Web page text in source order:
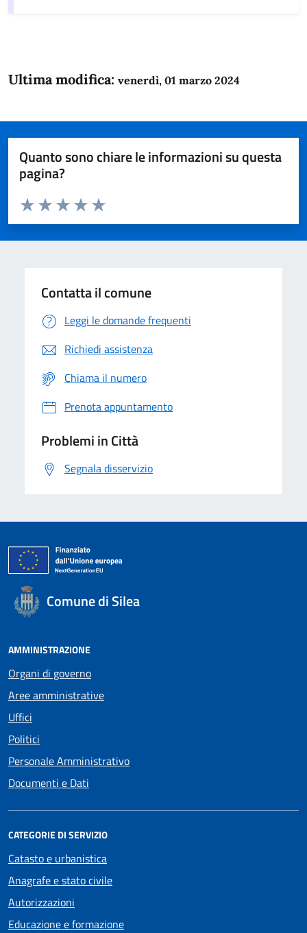
Ultima modifica: venerdì, 01 marzo 2024
Quanto sono chiare le informazioni su questa
pagina?
Domanda
Valuta da 1 a 5 stelle la pagina
Valuta 5 stelle su 5
Valuta 4 stelle su 5
Valuta 3 stelle su 5
Valuta 2 stelle su 5
Valuta 1 stelle su 5
Contatta il comune
Leggi le domande frequenti
Richiedi assistenza
Chiama il numero
Prenota appuntamento
Problemi in Città
Segnala disservizio
Comune di Silea
AMMINISTRAZIONE
Organi di governo
Aree amministrative
Uffici
Politici
Personale Amministrativo
Documenti e Dati
CATEGORIE DI SERVIZIO
Catasto e urbanistica
Anagrafe e stato civile
Autorizzazioni
Educazione e formazione